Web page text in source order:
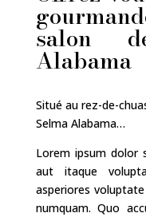
salon
Alabama
Situé au rez-de-
Selma Alabama…
Lorem ipsum dolor
aut itaque
asperiores
numquam. Quo